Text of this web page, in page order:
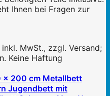
Ihnen bei Fragen zur
inkl. MwSt., zzgl. Versand;
Keine Haftung